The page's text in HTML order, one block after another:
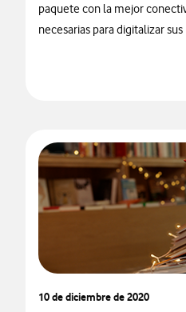
paquete con la mejor
necesarias para digitalizar
10 de diciembre de 2020